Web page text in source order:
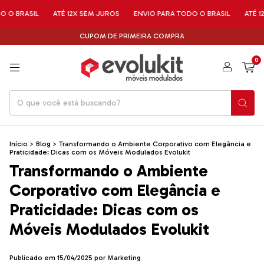
ATÉ 12X SEM JUROS ENVIO PARA TODO O BRASIL ATÉ 12X
CUPOM DE PRIMEIRA COMPRA
0
Início > Blog > Transformando o Ambiente Corporativo com Elegância e
Praticidade: Dicas com os Móveis Modulados Evolukit
Transformando o Ambiente
Corporativo com Elegância e
Praticidade: Dicas com os
Móveis Modulados Evolukit
Publicado em 15/04/2025 por Marketing